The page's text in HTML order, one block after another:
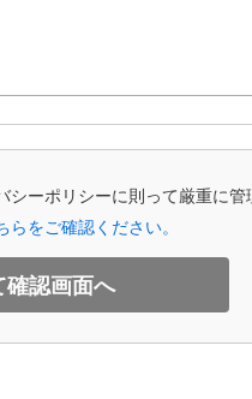
ーポリシーに則って厳重に管
をご確認ください。
確認画面へ